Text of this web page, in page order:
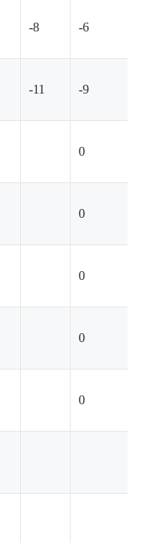
-8 -6
-11 -9
0
0
0
0
0